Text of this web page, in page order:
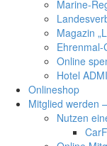
Marine-
Magazin
Ehrenmal-
Online
Hotel
Onlineshop
Mitglied werden
Nutzen